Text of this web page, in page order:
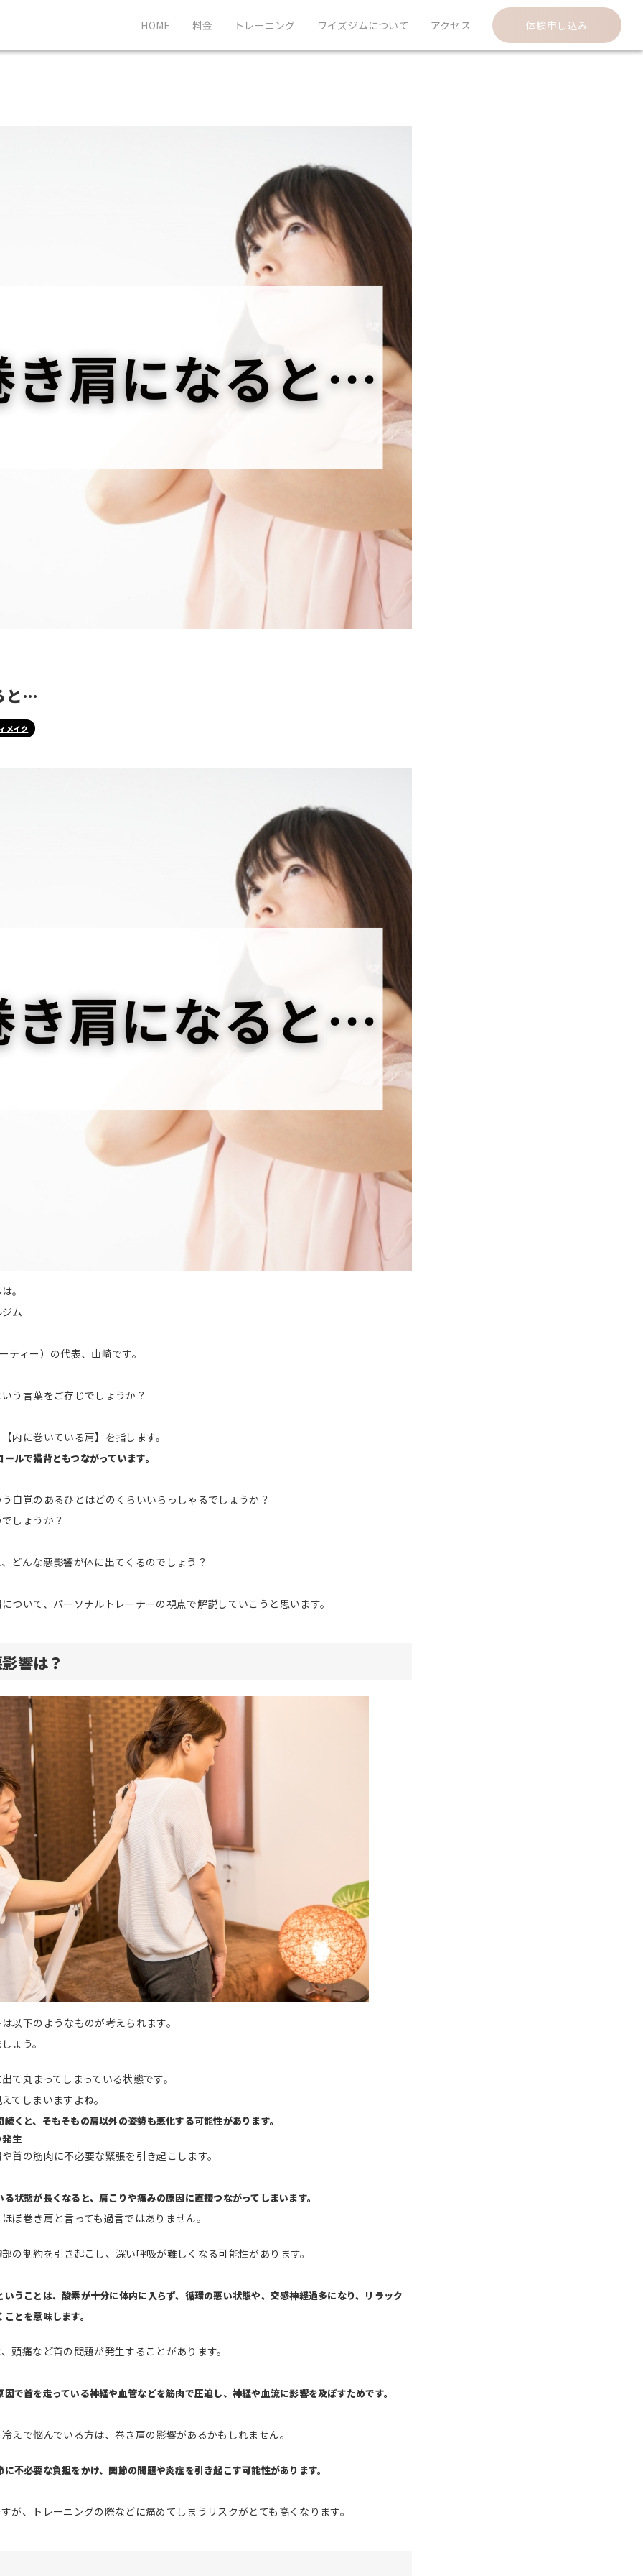
HOME 料金 トレーニング ワイズジムについて アクセス 体験申し込み
と…
メイク
。
ム
ティー）の代表、山崎です。
う言葉をご存じでしょうか？
内に巻いている肩】を指します。
ルで猫背ともつながっています。
自覚のあるひとはどのくらいいらっしゃるでしょうか？
しょうか？
どんな悪影響が体に出てくるのでしょう？
ついて、パーソナルトレーナーの視点で解説していこうと思います。
響は？
以下のようなものが考えられます。
ょう。
て丸まってしまっている状態です。
てしまいますよね。
くと、そもそもの肩以外の姿勢も悪化する可能性があります。
生
首の筋肉に不必要な緊張を引き起こします。
状態が長くなると、肩こりや痛みの原因に直接つながってしまいます。
ぼ巻き肩と言っても過言ではありません。
の制約を引き起こし、深い呼吸が難しくなる可能性があります。
うことは、酸素が十分に体内に入らず、循環の悪い状態や、交感神経過多になり、リラック
とを意味します。
頭痛など首の問題が発生することがあります。
で首を走っている神経や血管などを筋肉で圧迫し、神経や血流に影響を及ぼすためです。
えで悩んでいる方は、巻き肩の影響があるかもしれません。
不必要な負担をかけ、関節の問題や炎症を引き起こす可能性があります。
が、トレーニングの際などに痛めてしまうリスクがとても高くなります。